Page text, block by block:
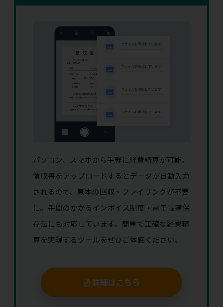
パソコン、スマホから手軽に経費精算が可能。
領収書をアップロードするとデータが自動入力
されるので、原本の回収・ファイリングが不要
に。手間のかかるインボイス制度・電子帳簿保
存法にも対応しています。簡単で正確な経費精
算を実現するツールをぜひご体感ください。
詳細はこちら